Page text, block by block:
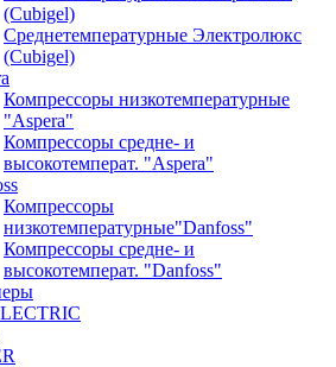
(Cubigel)
Среднетемпературные Электролюкс
(Cubigel)
Компрессоры низкотемпературные
"Aspera"
Компрессоры средне- и
высокотемперат. "Aspera"
Компрессоры
низкотемпературные"Danfoss"
Компрессоры средне- и
высокотемперат. "Danfoss"